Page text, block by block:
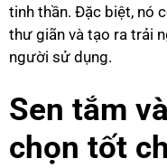
tinh thần. Đặc biệt, nó
thư giãn và tạo ra trải
người sử dụng.
Sen tắm
chọn tốt